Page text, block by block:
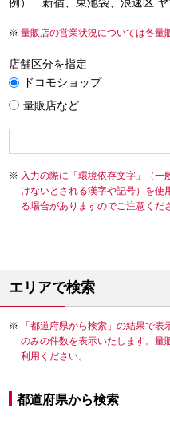
量販店の営業状況については各量
店舗区分を指定
ドコモショップ
量販店など
入力の際に「環境依存文字」（
けないとされる漢字や記号）を使
る場合がありますのでご注意くだ
エリアで検索
「都道府県から検索」の結果で
のみの件数を表示いたします。量
利用ください。
都道府県から検索